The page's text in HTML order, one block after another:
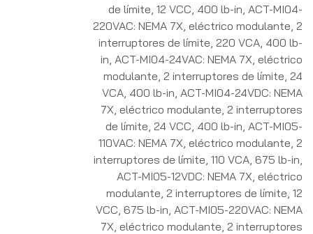
de límite, 12 VCC, 400 lb-in ACT-MI04-
220VAC: NEMA 7X, eléctrico modulante, 2
interruptores de límite, 220 VCA, 400 lb-
in ACT-MI04-24VAC: NEMA 7X, eléctrico
modulante, 2 interruptores de límite, 24
VCA, 400 lb-in ACT-MI04-24VDC: NEMA
7X, eléctrico modulante, 2 interruptores
de límite, 24 VCC, 400 lb-in ACT-MI05-
110VAC: NEMA 7X, eléctrico modulante, 2
interruptores de límite, 110 VCA, 675 lb-in
ACT-MI05-12VDC: NEMA 7X, eléctrico
modulante, 2 interruptores de límite, 12
VCC, 675 lb-in ACT-MI05-220VAC: NEMA
7X, eléctrico modulante, 2 interruptores